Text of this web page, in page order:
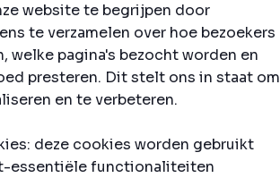
website te begrijpen door
te verzamelen over hoe bezoekers
welke pagina's bezocht worden en
presteren. Dit stelt ons in staat om
en te verbeteren.
deze cookies worden gebruikt
essentiële functionaliteiten